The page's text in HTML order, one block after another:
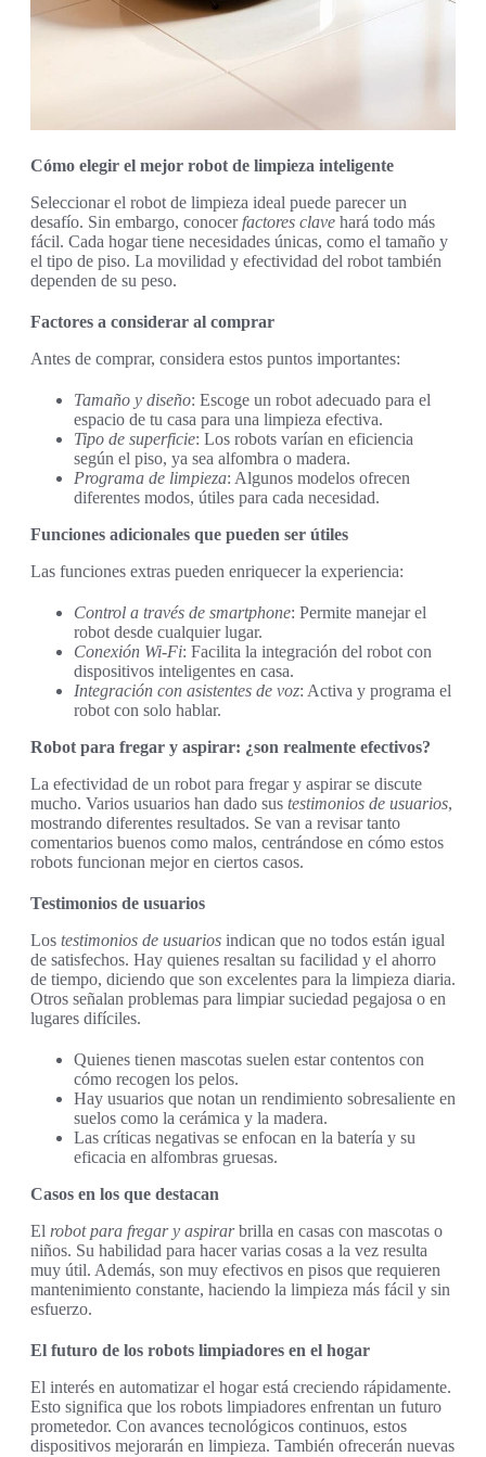
Cómo elegir el mejor robot de limpieza inteligente
Seleccionar el robot de limpieza ideal puede parecer un
desafío. Sin embargo, conocer factores clave hará todo más
fácil. Cada hogar tiene necesidades únicas, como el tamaño y
el tipo de piso. La movilidad y efectividad del robot también
dependen de su peso.
Factores a considerar al comprar
Antes de comprar, considera estos puntos importantes:
Tamaño y diseño: Escoge un robot adecuado para el
espacio de tu casa para una limpieza efectiva.
Tipo de superficie: Los robots varían en eficiencia
según el piso, ya sea alfombra o madera.
Programa de limpieza: Algunos modelos ofrecen
diferentes modos, útiles para cada necesidad.
Funciones adicionales que pueden ser útiles
Las funciones extras pueden enriquecer la experiencia:
Control a través de smartphone: Permite manejar el
robot desde cualquier lugar.
Conexión Wi-Fi: Facilita la integración del robot con
dispositivos inteligentes en casa.
Integración con asistentes de voz: Activa y programa el
robot con solo hablar.
Robot para fregar y aspirar: ¿son realmente efectivos?
La efectividad de un robot para fregar y aspirar se discute
mucho. Varios usuarios han dado sus testimonios de usuarios,
mostrando diferentes resultados. Se van a revisar tanto
comentarios buenos como malos, centrándose en cómo estos
robots funcionan mejor en ciertos casos.
Testimonios de usuarios
Los testimonios de usuarios indican que no todos están igual
de satisfechos. Hay quienes resaltan su facilidad y el ahorro
de tiempo, diciendo que son excelentes para la limpieza diaria.
Otros señalan problemas para limpiar suciedad pegajosa o en
lugares difíciles.
Quienes tienen mascotas suelen estar contentos con
cómo recogen los pelos.
Hay usuarios que notan un rendimiento sobresaliente en
suelos como la cerámica y la madera.
Las críticas negativas se enfocan en la batería y su
eficacia en alfombras gruesas.
Casos en los que destacan
El robot para fregar y aspirarbrilla en casas con mascotas o
niños. Su habilidad para hacer varias cosas a la vez resulta
muy útil. Además, son muy efectivos en pisos que requieren
mantenimiento constante, haciendo la limpieza más fácil y sin
esfuerzo.
El futuro de los robots limpiadores en el hogar
El interés en automatizar el hogar está creciendo rápidamente.
Esto significa que los robots limpiadores enfrentan un futuro
prometedor. Con avances tecnológicos continuos, estos
dispositivos mejorarán en limpieza. También ofrecerán nuevas